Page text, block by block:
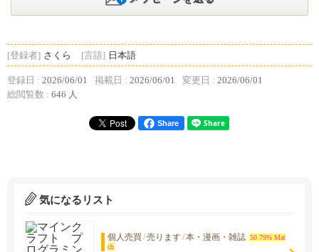
[登録者] さくら [言語] 日本語
登録日 : 2026/06/01 掲載日 : 2026/06/01 変更日 : 2026/06/01
総閲覧数 : 646 人
Share
気になるリスト
個人売買 /売ります/本・漫画・雑誌 50.79% Mat
ch